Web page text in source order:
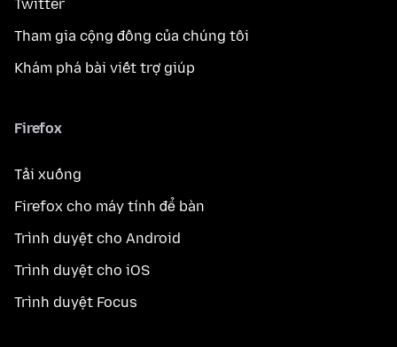
Twitter
Tham gia cộng đồng của chúng tôi
Khám phá bài viết trợ giúp
Firefox
Tải xuống
Firefox cho máy tính để bàn
Trình duyệt cho Android
Trình duyệt cho iOS
Trình duyệt Focus